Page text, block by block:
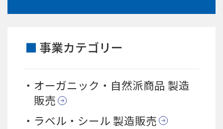
事業カテゴリー
オーガニック・自然派商品 製造
販売
ラベル・シール 製造販売